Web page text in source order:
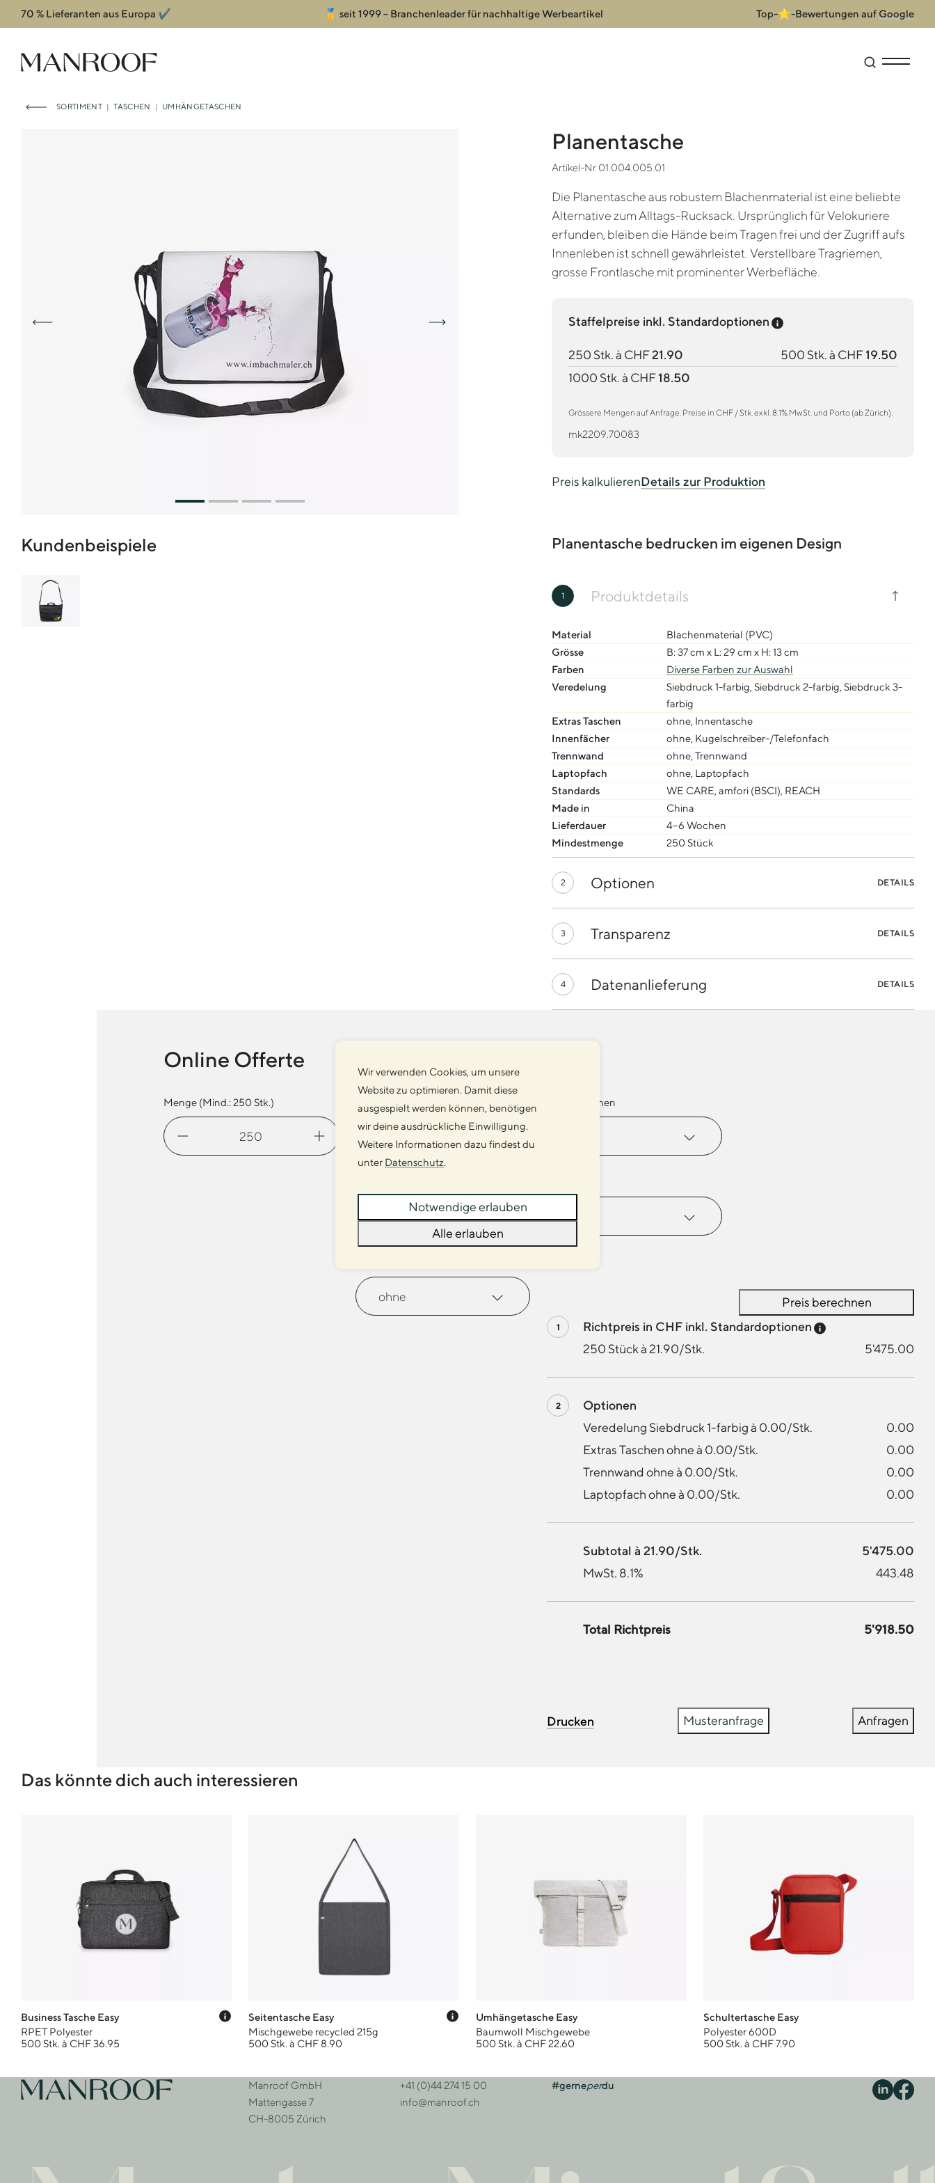
70 % Lieferanten aus Europa ✔️ 🥇 seit 1999 – Branchenleader für nachhaltige Werbeartikel Top-⭐-Bewertungen auf Google
Header
Manroof GmbH Suche
SORTIMENT | TASCHEN | UMHÄNGETASCHEN
Planentasche
Artikel-Nr 01.004.005.01
Die Planentasche aus robustem Blachenmaterial ist eine beliebte
Alternative zum Alltags-Rucksack. Ursprünglich für Velokuriere
erfunden, bleiben die Hände beim Tragen frei und der Zugriff aufs
Innenleben ist schnell gewährleistet. Verstellbare Tragriemen,
grosse Frontlasche mit prominenter Werbefläche.
Staffelpreise inkl. Standardoptionen Preis-Tooltip anzeigen
250 Stk. à CHF21.90 500 Stk. à CHF19.50
1000 Stk. à CHF18.50
Grössere Mengen auf Anfrage. Preise in CHF / Stk. exkl. 8.1% MwSt. und Porto (ab Zürich).
mk2209.70083
Preis kalkulierenDetails zur Produktion
Kundenbeispiele Planentasche bedrucken im eigenen Design
1 Produktdetails
Material
Blachenmaterial (PVC)
Grösse
B: 37 cm x L: 29 cm x H: 13 cm
Farben
Diverse Farben zur Auswahl
Veredelung
Siebdruck 1-farbig, Siebdruck 2-farbig, Siebdruck 3-
farbig
Extras Taschen
ohne, Innentasche
Innenfächer
ohne, Kugelschreiber-/Telefonfach
Trennwand
ohne, Trennwand
Laptopfach
ohne, Laptopfach
Standards
WE CARE, amfori (BSCI), REACH
Made in
China
Lieferdauer
4–6 Wochen
Mindestmenge
250 Stück
2 Optionen DETAILS
3 Transparenz DETAILS
4 Datenanlieferung DETAILS
Online Offerte
Menge (Mind.:250Stk.)
Planentasche
Menge
Veredelung Extras Taschen
Preis berechnen
Richtpreis in CHF inkl. Standardoptionen
Preis-Tooltip
250 Stück à 21.90/Stk.
5'475.00
Optionen
Veredelung Siebdruck 1-farbig à 0.00/Stk.
0.00
Extras Taschen ohne à 0.00/Stk.
0.00
Trennwand ohne à 0.00/Stk.
0.00
Laptopfach ohne à 0.00/Stk.
0.00
Subtotal à 21.90/Stk.
5'475.00
MwSt. 8.1%
443.48
Total Richtpreis 5'918.50
Musteranfrage Anfragen
Das könnte dich auch interessieren
Business Tasche Easy
RPET Polyester
500 Stk. à CHF 36.95
Preis-Tooltip anzeigen
Seitentasche Easy
Mischgewebe recycled 215g
500 Stk. à CHF 8.90
Preis-Tooltip anzeigen
Umhängetasche Easy
Baumwoll Mischgewebe
500 Stk. à CHF 22.60
Schultertasche Easy
Polyester 600D
500 Stk. à CHF 7.90
Footer
Zur Startseite Adresse
Manroof GmbH
Mattengasse 7
CH-8005 Zürich
Kontakt
+41 (0)44 274 15 00
info@manroof.ch
#gerneperdu
Wir verwenden Cookies, um unsere
Website zu optimieren. Damit diese
ausgespielt werden können, benötigen
wir deine ausdrückliche Einwilligung.
Weitere Informationen dazu findest du
unter Datenschutz.
Notwendige erlauben
Alle erlauben